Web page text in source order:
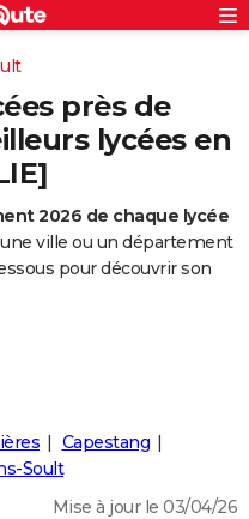
près de
lycées en
2026 de chaque lycée
ville ou un département
pour découvrir son
Capestang
Soult
Mise à jour le 03/04/26